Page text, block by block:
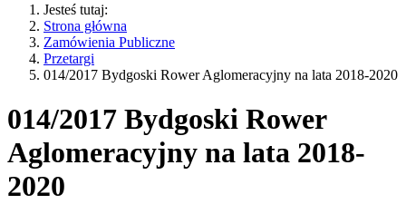
Jesteś tutaj:
Strona główna
Zamówienia Publiczne
Przetargi
014/2017 Bydgoski Rower Aglomeracyjny na lata 2018-2020
014/2017 Bydgoski Rower
Aglomeracyjny na lata 2018-
2020